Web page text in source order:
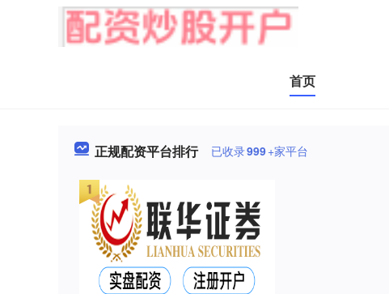
首页
正规配资平台排行 已收录999+家平台